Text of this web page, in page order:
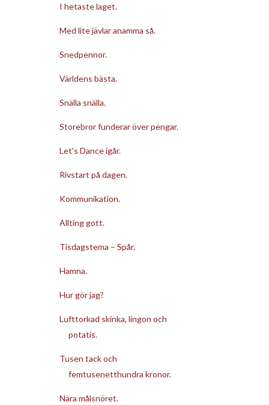
I hetaste laget.
Med lite jävlar anamma så.
Snedpennor.
Världens bästa.
Snälla snälla.
Storebror funderar över pengar.
Let's Dance igår.
Rivstart på dagen.
Kommunikation.
Allting gott.
Tisdagstema – Spår.
Hamna.
Hur gör jag?
Lufttorkad skinka, lingon och
potatis.
Tusen tack och
femtusenetthundra kronor.
Nära målsnöret.